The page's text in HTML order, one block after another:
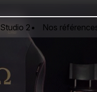
Studio 2 Nos